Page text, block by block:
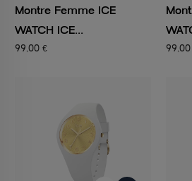
Montre Femme ICE
WATCH ICE...
99,00 € 99,00